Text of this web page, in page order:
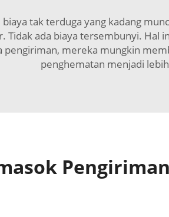
tak terduga yang kadang
Tidak ada biaya tersembunyi.
mereka mungkin
penghematan menjadi